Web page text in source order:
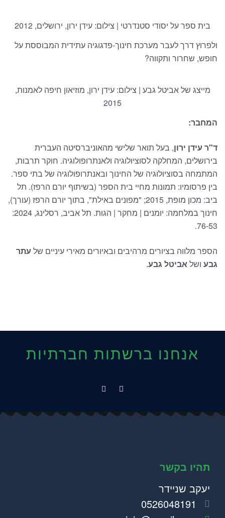
בית ספר על יסודי סטנדרטי | צילום: עידן ירון, ירושלים, 2012
ולפרוץ דרך לעבר מערכת חינוך-פדגוגיה עתידית המבוססת על
חופש, שחרור ותקווה?
מייצג של אביטל גבע | צילום: עידן ירון, מוזיאון חיפה לאמנות,
2015
המחבר:
ד"ר עידן ירון, בעל תואר שלישי מהאוניברסיטה העברית
בירושלים, המחלקה לסוציולוגיה ולאנתרופולוגיה. חוקר תרבות,
המתמחה בסוציולוגיה של החינוך ובאנתרופולוגיה של בתי ספר.
בין פרסומיו: תמונות מחיי בית הספר (בשיתוף יורם הרפז). תל
ביב: מכון מופת, 2015; "מפונים באילת", בתוך יורם הרפז (עורך),
חינוך במלחמה: יומנים | מחקר | הגות. תל אביב, רסלינג, 2024:
76-53.
הספר מלווה בציורים מרהיבים ובאיורים מאירי עיניים של עתר
גבע ושלאביטל גבע.
אנחנו ברשתות חברתיות
תהיו בקשר
יעקב שניידר
0526048191